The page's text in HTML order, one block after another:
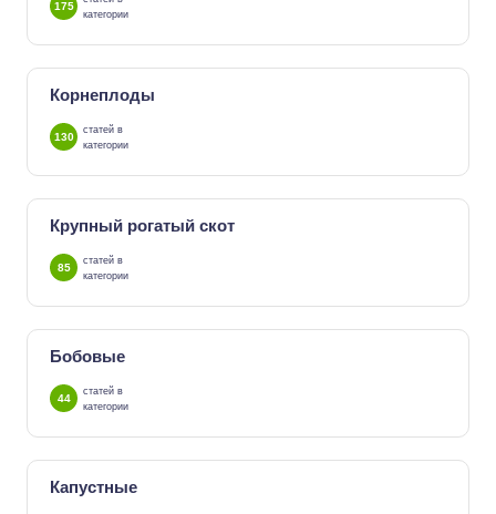
175
категории
Корнеплоды
130
статей в
категории
Крупный рогатый скот
85
статей в
категории
Бобовые
44
статей в
категории
Капустные